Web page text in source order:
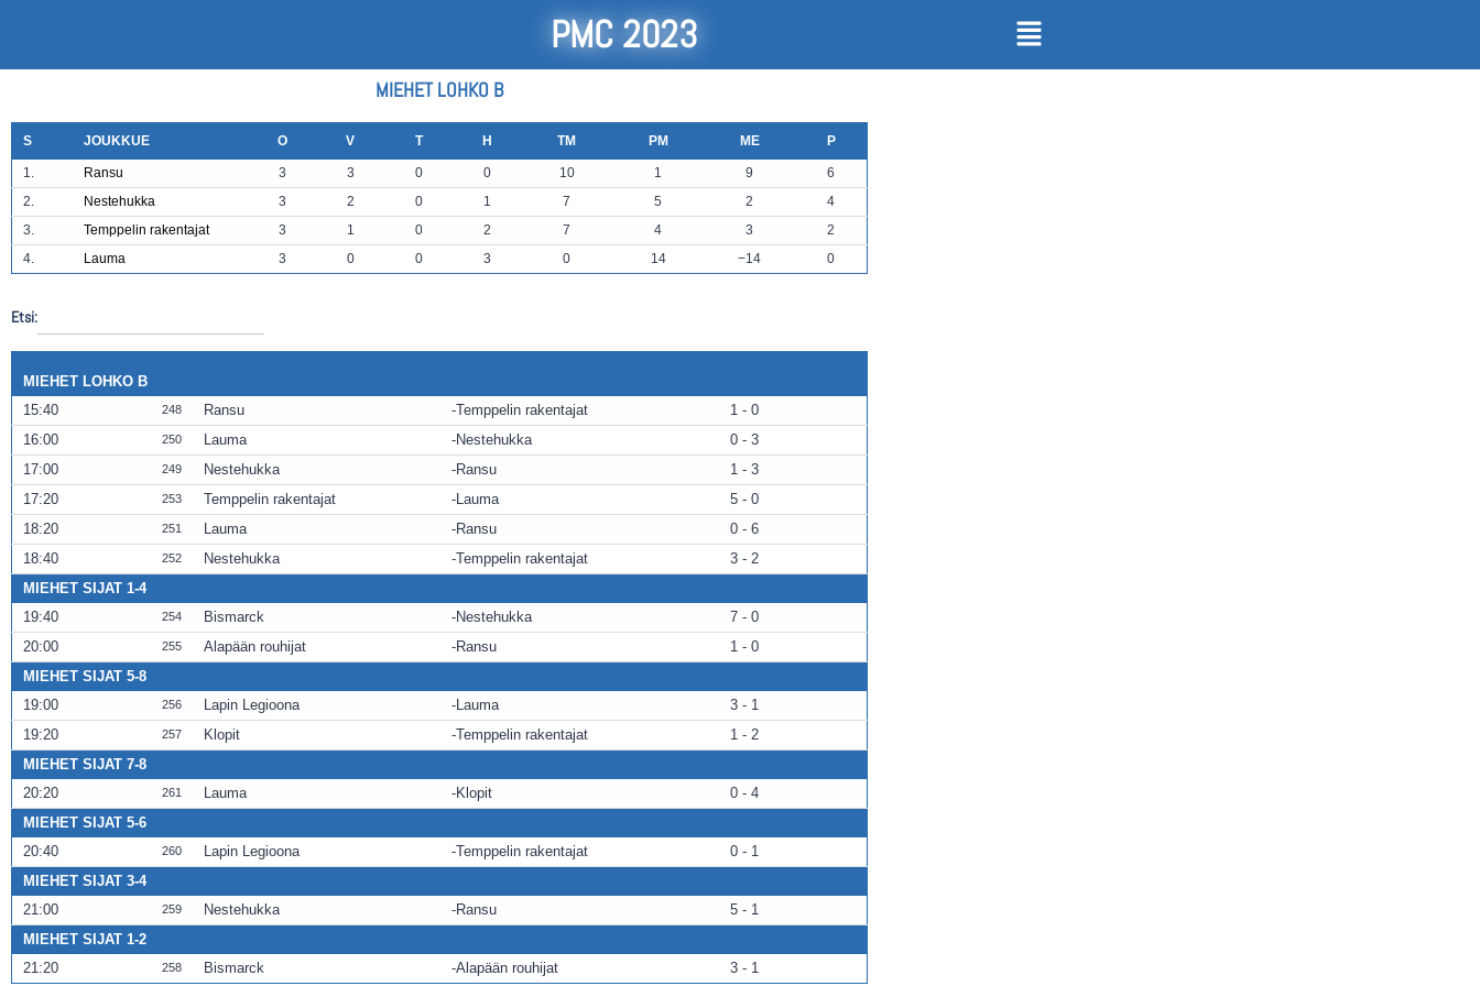
PMC 2023
MIEHET LOHKO B
S JOUKKUE O V T H TM PM ME P
1. Ransu 3 3 0 0 10 1 9
6
2.
Nestehukka 3 2 0 1 7 5 2
4
3.
Temppelin rakentajat 3 1 0 2 7 4 3
2
4.
Lauma 3 0 0 3 0 14 −14 0
Etsi:
MIEHET LOHKO B
15:40
248 Ransu Temppelin rakentajat
1 - 0
16:00
250 Lauma Nestehukka
0 - 3
17:00
249 Nestehukka Ransu
1 - 3
17:20
253 Temppelin rakentajat Lauma
5 - 0
18:20
251 Lauma Ransu
0 - 6
18:40
252 Nestehukka Temppelin rakentajat
3 - 2
MIEHET SIJAT 1-4
19:40
254 Bismarck Nestehukka
7 - 0
20:00
255 Alapään rouhijat Ransu
1 - 0
MIEHET SIJAT 5-8
19:00
256 Lapin Legioona Lauma
3 - 1
19:20
257 Klopit Temppelin rakentajat
1 - 2
MIEHET SIJAT 7-8
20:20
261 Lauma Klopit
0 - 4
MIEHET SIJAT 5-6
20:40
260 Lapin Legioona Temppelin rakentajat
0 - 1
MIEHET SIJAT 3-4
21:00
259 Nestehukka Ransu
5 - 1
MIEHET SIJAT 1-2
21:20
258 Bismarck Alapään rouhijat 3 - 1